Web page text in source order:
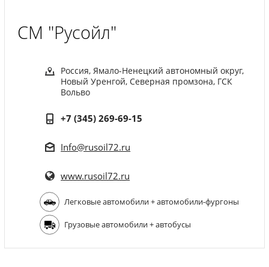
СМ "Русойл"
Россия, Ямало-Ненецкий автономный округ,
Новый Уренгой, Северная промзона, ГСК
Вольво
+7 (345) 269-69-15
Info@rusoil72.ru
www.rusoil72.ru
Легковые автомобили + автомобили-фургоны
Грузовые автомобили + автобусы